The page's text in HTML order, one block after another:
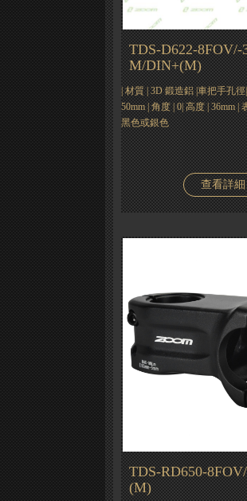
TDS-D622-8FOV/-
M/DIN+(M)
| 材質 | 3D 鍛造鋁 |車把手孔
50mm | 角度 | 0| 高度 | 36mm |
黑色或銀色
查看詳細
TDS-RD650-
(M)